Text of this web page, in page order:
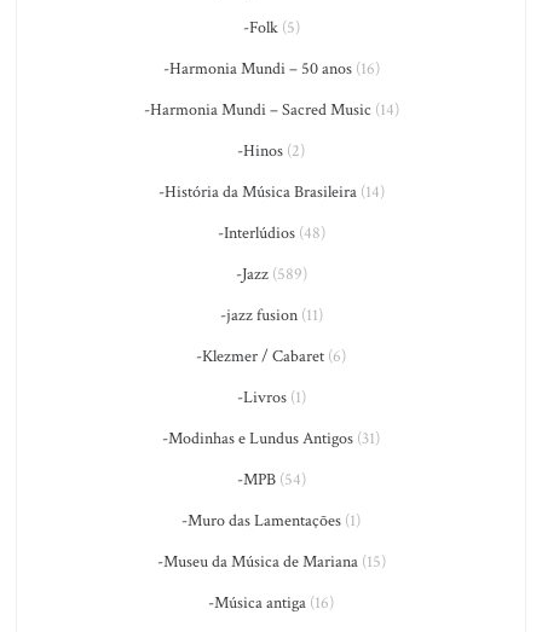
-Folk(5)
-Harmonia Mundi – 50 anos(16)
-Harmonia Mundi – Sacred Music (14)
-Hinos (2)
-História da Música Brasileira(14)
-Interlúdios(48)
-Jazz(589)
-jazz fusion(11)
-Klezmer / Cabaret (6)
-Livros(1)
-Modinhas e Lundus Antigos (31)
-MPB(54)
-Muro das Lamentações (1)
-Museu da Música de Mariana(15)
-Música antiga (16)